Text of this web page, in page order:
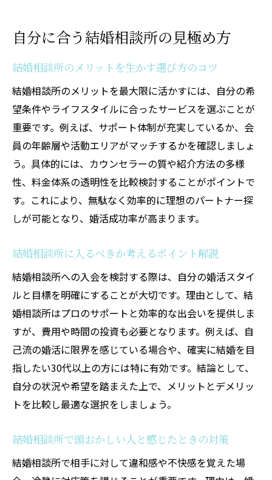
迷ったときに考えたい結婚相談所の選び方
結婚相談所を選ぶ際の比較ポイント解説
結婚相談所入るべきか迷うときの考え方
結婚相談所メリット・デメリットを整理
結婚相談所口コミや評判の見極め方のコツ
結婚相談所スタッフ本音を知るチェック法
結婚相談所で後悔しない選択をするために
結婚相談所で安心して婚活を始めるコツ
結婚相談所で安心して活動するための準備
結婚相談所利用時の禁止事項や交際ルール
結婚相談所でキスは禁止か気になる疑問
結婚相談所で年収はいくら必要か考える
結婚相談所で一番モテる年齢層とは何か
結婚相談所で理想の婚活を叶える心構え
自分に合う結婚相談所の見極め方
結婚相談所のメリットを生かす選び方のコツ
結婚相談所のメリットを最大限に活かすには、自分の希
望条件やライフスタイルに合ったサービスを選ぶことが
重要です。例えば、サポート体制が充実しているか、会
員の年齢層や活動エリアがマッチするかを確認しましょ
う。具体的には、カウンセラーの質や紹介方法の多様
性、料金体系の透明性を比較検討することがポイントで
す。これにより、無駄なく効率的に理想のパートナー探
しが可能となり、婚活成功率が高まります。
結婚相談所に入るべきか考えるポイント解説
結婚相談所への入会を検討する際は、自分の婚活スタイ
ルと目標を明確にすることが大切です。理由として、結
婚相談所はプロのサポートと効率的な出会いを提供しま
すが、費用や時間の投資も必要となります。例えば、自
己流の婚活に限界を感じている場合や、確実に結婚を目
指したい30代以上の方には特に有効です。結論として、
自分の状況や希望を踏まえた上で、メリットとデメリッ
トを比較し最適な選択をしましょう。
結婚相談所で頭おかしい人と感じたときの対策
結婚相談所で相手に対して違和感や不快感を覚えた場